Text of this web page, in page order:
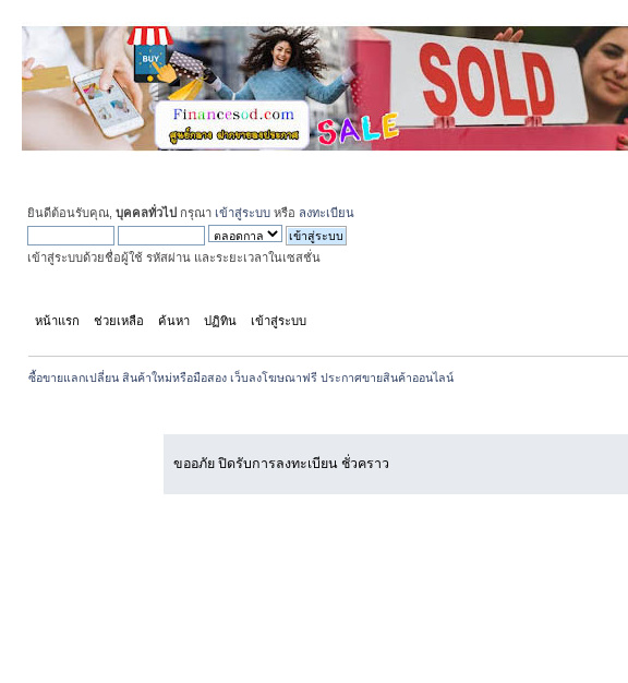
ยินดีต้อนรับคุณ, บุคคลทั่วไป กรุณา เข้าสู่ระบบ หรือ ลงทะเบียน
เข้าสู่ระบบด้วยชื่อผู้ใช้ รหัสผ่าน และระยะเวลาในเซสชั่น
หน้าแรก ช่วยเหลือ ค้นหา ปฏิทิน เข้าสู่ระบบ
ซื้อขายแลกเปลี่ยน สินค้าใหม่หรือมือสอง เว็บลงโฆษณาฟรี ประกาศขายสินค้าออนไลน์
ขออภัย ปิดรับการลงทะเบียน ชั่วคราว